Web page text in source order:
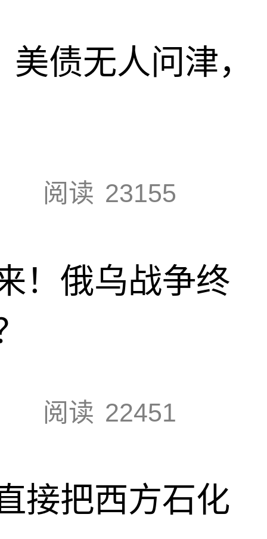
债无人问津，
阅读 23155
！俄乌战争终
阅读 22451
接把西方石化